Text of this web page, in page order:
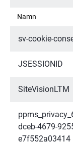
Namn
sv-cookie-
JSESSIONID
SiteVisionLTM
dceb-4679-
e7f552a03414